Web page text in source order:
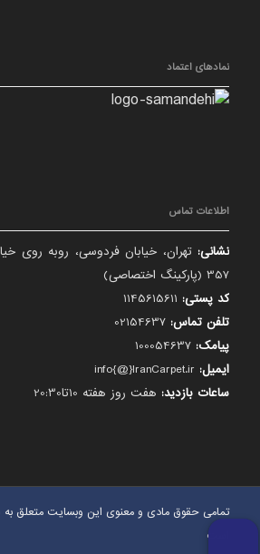
نمادهای اعتماد
اطلاعات تماس
نشانی: تهران، خیابان فردوسی، روبه روی
357 (پارکینگ اختصاصی)
کد پستی:
تلفن تماس:
پیامک:
ایمیل:
ساعات بازدید: هفت روز هفته 10تا20:30
تمامی حقوق مادی و معنوی این وبسایت متعلق
است